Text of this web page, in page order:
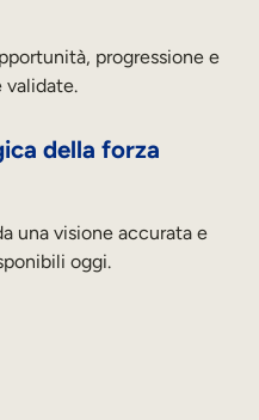
progressione e
validate.
della forza
una visione accurata e
oggi.